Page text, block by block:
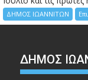
ΔΗΜΟΣ ΙΩΑΝΝΙΤΩΝ
ΔΗΜΟΣ